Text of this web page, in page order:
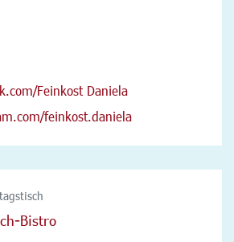
Feinkost Daniela
feinkost.daniela
Bistro